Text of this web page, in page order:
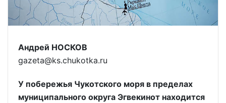
Андрей НОСКОВ
gazeta@ks.chukotka.ru
У побережья Чукотского моря в пределах
муниципального округа Эгвекинот находится